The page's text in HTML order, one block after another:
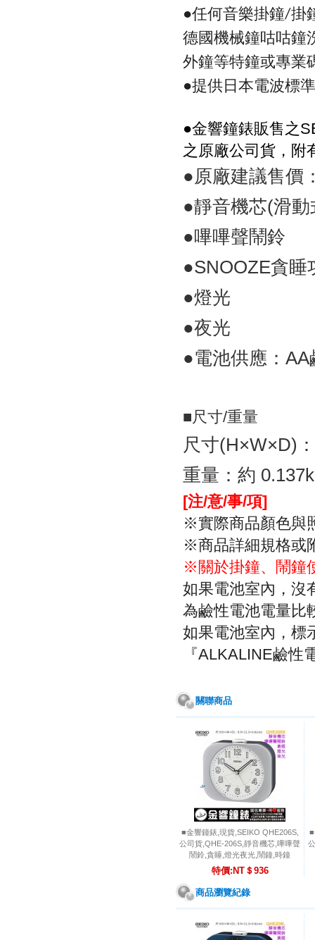
●任何音樂掛鐘/掛
德國機械鐘咕咕鐘
外鐘等特鐘或專業
●提供日本電波標
●金響鐘錶販售之
之原廠公司貨，附
●原廠建議售價
●靜音機芯(滑
●嗶嗶聲鬧鈴
●SNOOZE貪睡
●燈光
●夜光
●電池供應：
■尺寸/重量
尺寸(H×W×D)
重量：約
[注/意/事/項]
※實際商品顏色與
※商品詳細規格或
※關於掛鐘、鬧鐘
如果電池室內，沒
為鹼性電池電量比
如果電池室內，標
『ALKALINE鹼性
關聯商品
■金響鐘錶,現貨,SEIKO QHE206S,
公司貨,QHE-206S,靜音機芯,嗶嗶聲
鬧鈴,貪睡,燈光夜光,鬧鐘,時鐘
特價:NT＄936
■
商品瀏覽紀錄